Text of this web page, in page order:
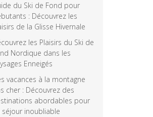
du Ski de Fond pour
: Découvrez les
de la Glisse Hivernale
les Plaisirs du Ski de
Nordique dans les
Enneigés
vacances à la montagne
cher : Découvrez des
abordables pour
séjour inoubliable